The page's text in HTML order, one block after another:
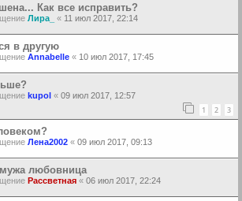
Как все исправить?
Лира_ « 11 июл 2017, 22:14
в другую
Annabelle « 10 июл 2017, 17:45
kupol « 09 июл 2017, 12:57
1 2 3
Лена2002 « 09 июл 2017, 09:13
любовница
Рассветная « 06 июл 2017, 22:24